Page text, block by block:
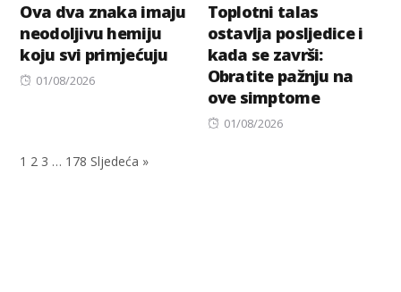
Ova dva znaka imaju
neodoljivu hemiju
koju svi primјećuju
Posted
01/08/2026
Toplotni talas
ostavlja posljedice i
kada se završi:
Obratite pažnju na
ove simptome
Posted
01/08/2026
1 2 3 … 178 Sljedeća »